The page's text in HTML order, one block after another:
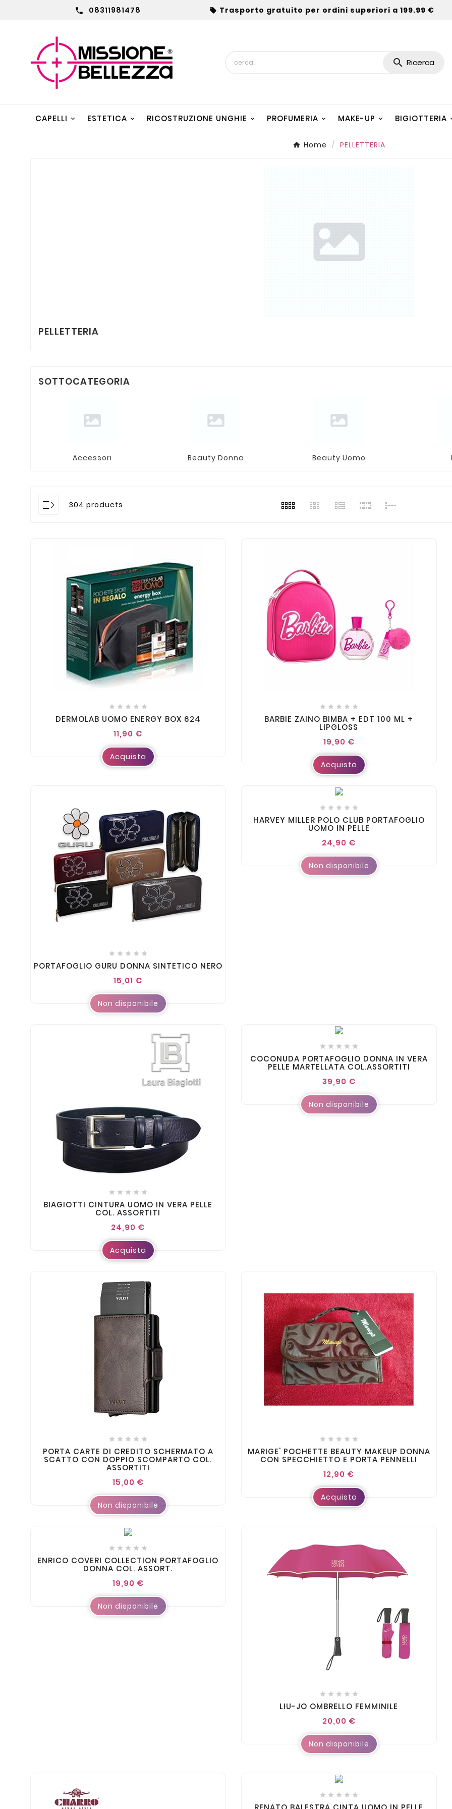
 08311981478  Trasporto gratuito per ordini superiori a 199.99 €
 Ricerca
CAPELLI ESTETICA RICOSTRUZIONE UNGHIE PROFUMERIA MAKE-UP BIGIOTTERIA
Home PELLETTERIA
PELLETTERIA
SOTTOCATEGORIA
Accessori Beauty Donna Beauty Uomo
304 products
    
DERMOLAB UOMO ENERGY BOX 624
11,90 €
Acquista
    
BARBIE ZAINO BIMBA + EDT 100 ML +
LIPGLOSS
19,90 €
Acquista
    
PORTAFOGLIO GURU DONNA SINTETICO NERO
15,01 €
Non disponibile
    
HARVEY MILLER POLO CLUB PORTAFOGLIO
UOMO IN PELLE
24,90 €
Non disponibile
    
BIAGIOTTI CINTURA UOMO IN VERA PELLE
COL. ASSORTITI
24,90 €
Acquista
    
COCONUDA PORTAFOGLIO DONNA IN VERA
PELLE MARTELLATA COL.ASSORTITI
39,90 €
Non disponibile
    
PORTA CARTE DI CREDITO SCHERMATO A
SCATTO CON DOPPIO SCOMPARTO COL.
ASSORTITI
15,00 €
Non disponibile
    
MARIGE' POCHETTE BEAUTY MAKEUP DONNA
CON SPECCHIETTO E PORTA PENNELLI
12,90 €
Acquista
    
ENRICO COVERI COLLECTION PORTAFOGLIO
DONNA COL. ASSORT.
19,90 €
Non disponibile
    
LIU-JO OMBRELLO FEMMINILE
20,00 €
Non disponibile
    